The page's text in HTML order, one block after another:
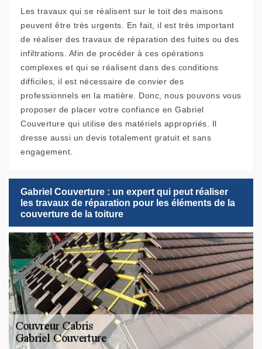
Les travaux qui se réalisent sur le toit des maisons
peuvent être très urgents. En fait, il est très important
de réaliser des travaux de réparation des fuites ou des
infiltrations. Afin de procéder à ces opérations
complexes et qui se réalisent dans des conditions
difficiles, il est nécessaire de convier des
professionnels en la matière. Donc, nous pouvons vous
proposer de placer votre confiance en Gabriel
Couverture qui utilise des matériels appropriés. Il
dresse aussi un devis totalement gratuit et sans
engagement.
Gabriel Couverture : un expert qui peut réaliser
les travaux de réparation pour les éléments de la
couverture de la toiture